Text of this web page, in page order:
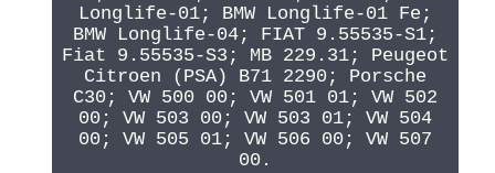
Longlife-01; BMW Longlife-01 Fe;
BMW Longlife-04; FIAT 9.55535-S1;
Fiat 9.55535-S3; MB 229.31; Peugeot
Citroen (PSA) B71 2290; Porsche
C30; VW 500 00; VW 501 01; VW 502
00; VW 503 00; VW 503 01; VW 504
00; VW 505 01; VW 506 00; VW 507
00.